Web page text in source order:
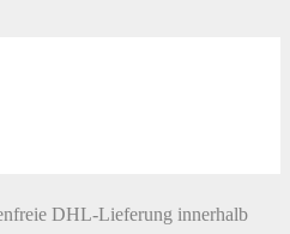
DHL-Lieferung innerhalb